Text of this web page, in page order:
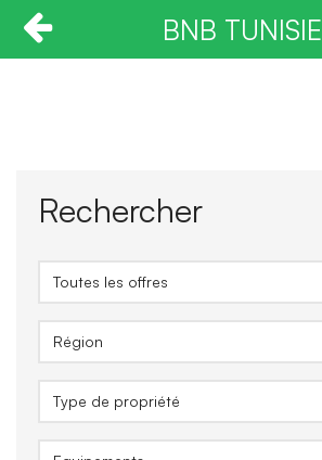
BNB TUNISIE
Rechercher